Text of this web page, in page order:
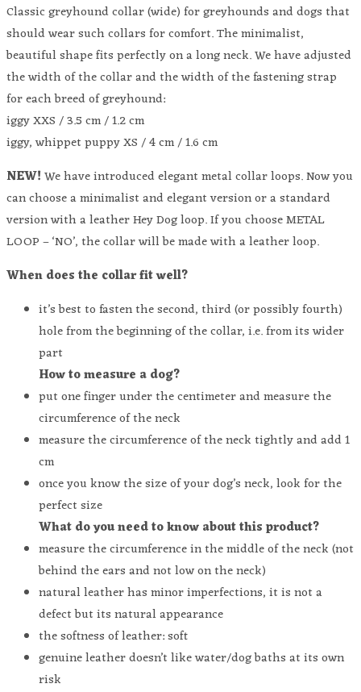
Classic greyhound collar (wide) for greyhounds and dogs that
should wear such collars for comfort. The minimalist,
beautiful shape fits perfectly on a long neck. We have adjusted
the width of the collar and the width of the fastening strap
for each breed of greyhound:
iggy XXS / 3.5 cm / 1.2 cm
iggy, whippet puppy XS / 4 cm / 1.6 cm
NEW!We have introduced elegant metal collar loops. Now you
can choose a minimalist and elegant version or a standard
version with a leather Hey Dog loop. If you choose METAL
LOOP – ‘NO’, the collar will be made with a leather loop.
When does the collar fit well?
it’s best to fasten the second, third (or possibly fourth)
hole from the beginning of the collar, i.e. from its wider
part
How to measure a dog?
put one finger under the centimeter and measure the
circumference of the neck
measure the circumference of the neck tightly and add 1
cm
once you know the size of your dog’s neck, look for the
perfect size
What do you need to know about this product?
measure the circumference in the middle of the neck (not
behind the ears and not low on the neck)
natural leather has minor imperfections, it is not a
defect but its natural appearance
the softness of leather: soft
genuine leather doesn’t like water/dog baths at its own
risk